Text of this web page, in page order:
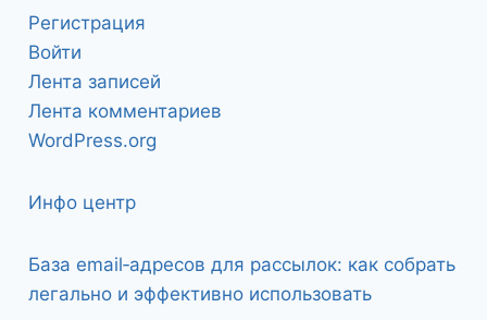
Регистрация
Войти
Лента записей
Лента комментариев
WordPress.org
Инфо центр
База email‑адресов для рассылок: как собрать
легально и эффективно использовать